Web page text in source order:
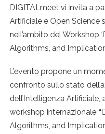
DIGITALmeet vi invita a
Artificiale e Open Science
nell’ambito del Workshop
Algorithms, and
L’evento propone un
confronto sullo stato
dell’Intelligenza Artificiale,
workshop internazionale “
Algorithms, and